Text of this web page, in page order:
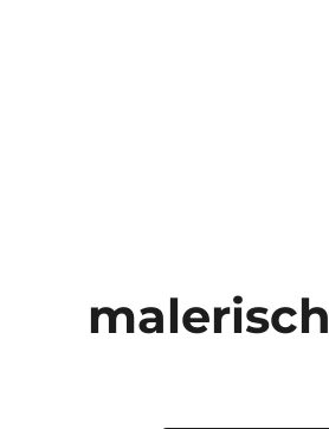
malerisch